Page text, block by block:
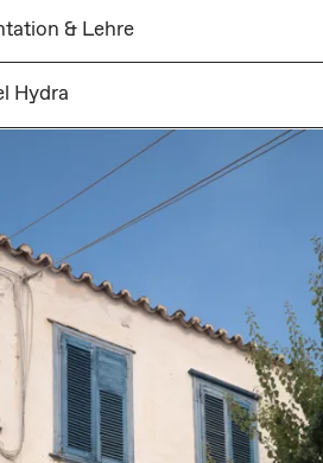
& Lehre
Hydra